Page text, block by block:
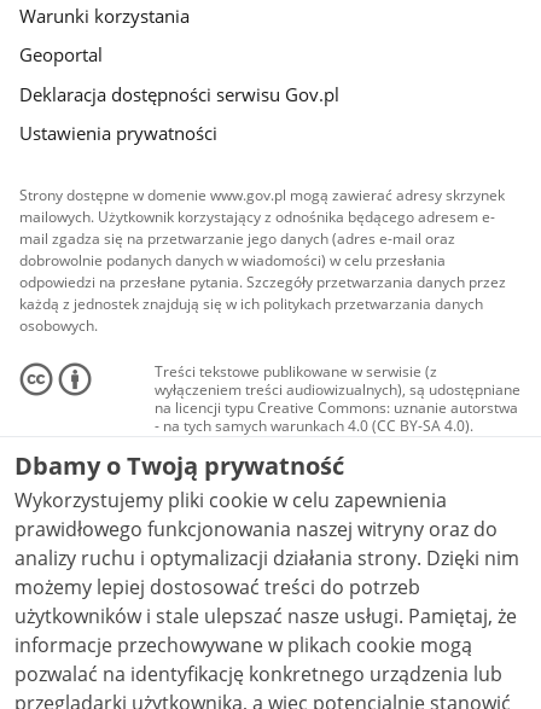
Warunki korzystania
Geoportal
Deklaracja dostępności serwisu Gov.pl
Ustawienia prywatności
Strony dostępne w domenie www.gov.pl mogą zawierać adresy skrzynek
mailowych. Użytkownik korzystający z odnośnika będącego adresem e-
mail zgadza się na przetwarzanie jego danych (adres e-mail oraz
dobrowolnie podanych danych w wiadomości) w celu przesłania
odpowiedzi na przesłane pytania. Szczegóły przetwarzania danych przez
każdą z jednostek znajdują się w ich politykach przetwarzania danych
osobowych.
Treści tekstowe publikowane w serwisie (z
wyłączeniem treści audiowizualnych), są udostępniane
na licencji typu Creative Commons: uznanie autorstwa
- na tych samych warunkach 4.0 (CC BY-SA 4.0).
Materiały audiowizualne, w tym zdjęcia, materiały
audio i wideo, są udostępniane na licencji typu
Creative Commons: uznanie autorstwa użycie
niekomercyjne - bez utworów zależnych 4.0 (CC BY-
NC-ND 4.0), o ile nie jest to stwierdzone inaczej.
Dbamy o Twoją prywatność
Wykorzystujemy pliki cookie w celu zapewnienia
prawidłowego funkcjonowania naszej witryny oraz do
analizy ruchu i optymalizacji działania strony. Dzięki nim
możemy lepiej dostosować treści do potrzeb
użytkowników i stale ulepszać nasze usługi. Pamiętaj, że
informacje przechowywane w plikach cookie mogą
pozwalać na identyfikację konkretnego urządzenia lub
przeglądarki użytkownika, a więc potencjalnie stanowić